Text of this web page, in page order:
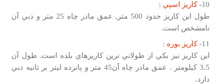
10- كاريز اسپي :
طول اين كاريز حدود 500 متر, عمق مادر چاه 25 متر و دبي آن
نامشخص است.
11-
كاريز بوره :
اين كاريز نيز يكي از طولاني ترين كاريزهاي بلده است. طول آن
3.5 كيلومتر . عمق مادر چاه آن45 متر و پانزده ليتر بر ثانيه دبي
دارد.